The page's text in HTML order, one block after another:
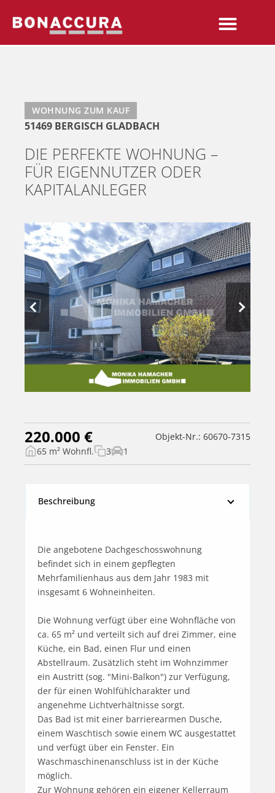
WOHNUNG ZUM KAUF
51469 BERGISCH GLADBACH
DIE PERFEKTE WOHNUNG –
FÜR EIGENNUTZER ODER
KAPITALANLEGER
220.000 €
Objekt-Nr.: 60670-7315
65 m² Wohnfl.
3 1
Beschreibung
Die angebotene Dachgeschosswohnung
befindet sich in einem gepflegten
Mehrfamilienhaus aus dem Jahr 1983 mit
insgesamt 6 Wohneinheiten.
Die Wohnung verfügt über eine Wohnfläche von
ca. 65 m² und verteilt sich auf drei Zimmer, eine
Küche, ein Bad, einen Flur und einen
Abstellraum. Zusätzlich steht im Wohnzimmer
ein Austritt (sog. "Mini-Balkon") zur Verfügung,
der für einen Wohlfühlcharakter und
angenehme Lichtverhältnisse sorgt.
Das Bad ist mit einer barrierearmen Dusche,
einem Waschtisch sowie einem WC ausgestattet
und verfügt über ein Fenster. Ein
Waschmaschinenanschluss ist in der Küche
möglich.
Zur Wohnung gehören ein eigener Kellerraum